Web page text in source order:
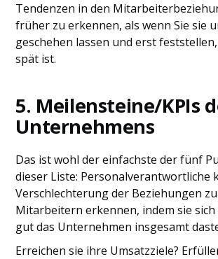
Tendenzen in den
früher zu erkennen, als wenn Sie sie
geschehen lassen und erst
spät ist.
5. Meilensteine/KPIs
Unternehmens
Das ist wohl der einfachste der fünf
dieser Liste: Personalverantwortliche
Verschlechterung der Beziehungen
Mitarbeitern erkennen, indem sie sich
gut das Unternehmen insgesamt
Erreichen sie ihre Umsatzziele?